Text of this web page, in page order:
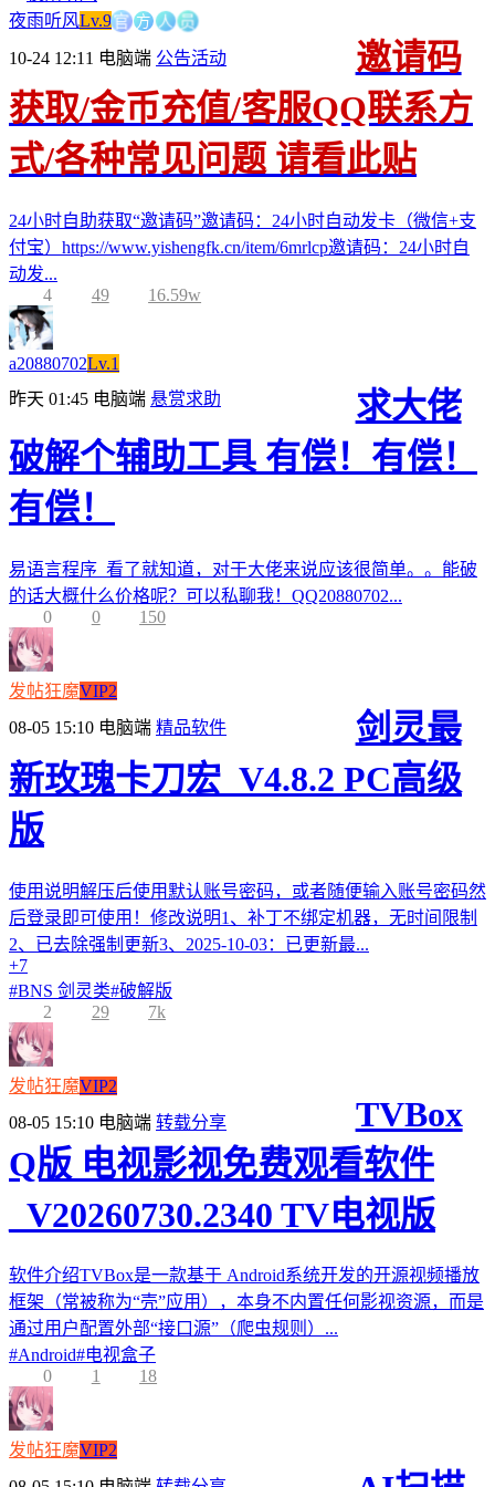
夜雨听风Lv.9官方人员
10-24 12:11 电脑端 公告活动
邀请码
获取/金币充值/客服QQ联系方
式/各种常见问题 请看此贴
24小时自助获取“邀请码”邀请码：24小时自动发卡（微信+支
付宝）https://www.yishengfk.cn/item/6mrlcp邀请码：24小时自
动发...
4
49 16.59w
a20880702Lv.1
昨天 01:45 电脑端 悬赏求助
求大佬
破解个辅助工具 有偿！有偿！
有偿！
易语言程序 看了就知道，对于大佬来说应该很简单。。能破
的话大概什么价格呢？可以私聊我！QQ20880702...
0
0 150
发帖狂魔VIP2
08-05 15:10 电脑端 精品软件
剑灵最
新玫瑰卡刀宏_V4.8.2 PC高级
版
使用说明解压后使用默认账号密码，或者随便输入账号密码然
后登录即可使用！修改说明1、补丁不绑定机器，无时间限制
2、已去除强制更新3、2025-10-03：已更新最...
+7
#BNS 剑灵类#破解版
2
29 7k
发帖狂魔VIP2
08-05 15:10 电脑端 转载分享
TVBox
Q版 电视影视免费观看软件
_V20260730.2340 TV电视版
软件介绍TVBox是一款基于 Android系统开发的开源视频播放
框架（常被称为“壳”应用），本身不内置任何影视资源，而是
通过用户配置外部“接口源”（爬虫规则）...
#Android#电视盒子
0
1 18
发帖狂魔VIP2